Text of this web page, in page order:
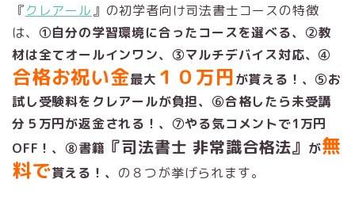
『クレアール』の初学者向け司法書士コースの特徴
は、 ①自分の学習環境に合ったコースを選べる、②教
材は全てオールインワン、③マルチデバイス対応、④
合格お祝い金最大 １０万円が貰える！、⑤お
試し受験料をクレアールが負担、⑥合格したら未受講
分５万円が返金される！、⑦やる気コメントで1万円
OFF！、⑧書籍 『司法書士 非常識合格法』 が無
料で貰える！、 の８つが挙げられます。